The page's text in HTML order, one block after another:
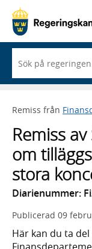
du
börjar
skriva
framträder
lista
med
sökförslag
Remiss från
Remiss
om
stora
Diarienummer:
Publicerad 09
Här kan du ta